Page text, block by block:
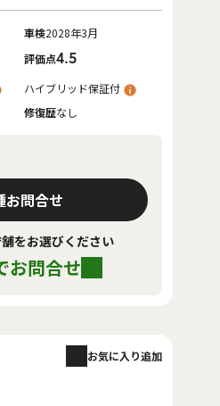
車検2028年3月
評価点4.5
ハイブリッド保証付
修復歴なし
お問合せ
をお選びください
お問合せ
お気に入り追加